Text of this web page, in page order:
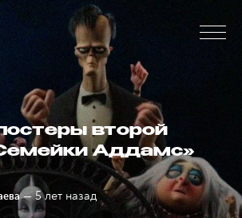
второй
Аддамс»
— 5 лет назад